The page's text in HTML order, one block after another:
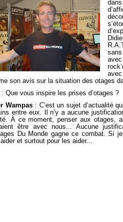
son avis sur la situation des otages
: Que vous inspire les prises d’otages ?
Wampas: C’est un sujet d’actualité
entre eux. Il n’y a aucune
À ce moment, penser aux otages,
être avec nous... Aucune
Du Monde gagne ce combat. Si
et surtout pour les aider...